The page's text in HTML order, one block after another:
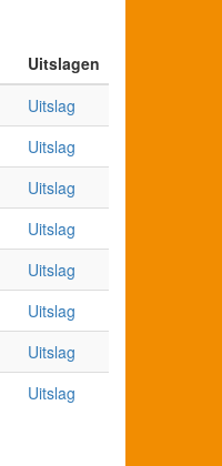
Uitslagen
Uitslag
Uitslag
Uitslag
Uitslag
Uitslag
Uitslag
Uitslag
Uitslag